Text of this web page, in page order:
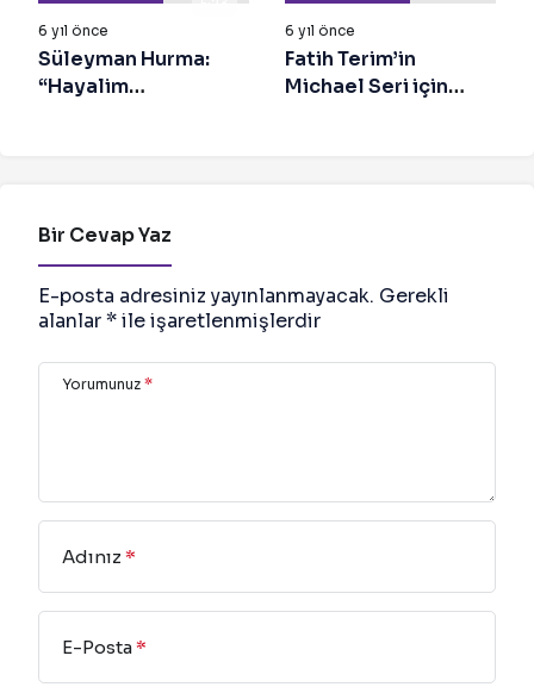
6 yıl önce
Süleyman Hurma:
“Hayalim
6 yıl önce
Fatih Terim’in
Michael Seri için
Bir Cevap Yaz
E-posta adresiniz yayınlanmayacak. Gerekli
alanlar*ile işaretlenmişlerdir
Yorumunuz *
Adınız *
E-Posta*